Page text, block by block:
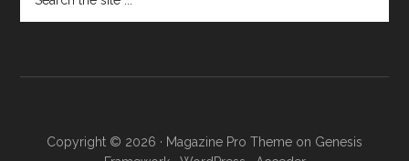
Copyright © 2026 · Magazine Pro Theme on Genesis